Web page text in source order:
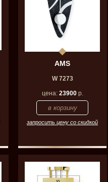
AMS
W 7273
цена: 23900р.
запросить цену со скидкой